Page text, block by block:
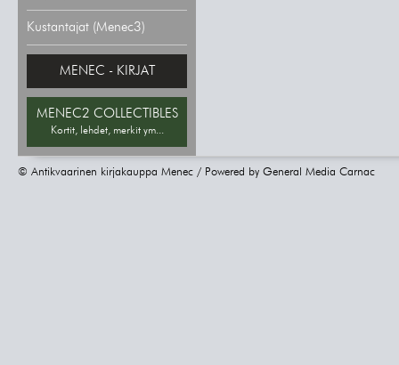
Kustantajat (Menec3)
MENEC - KIRJAT
MENEC2 COLLECTIBLES
Kortit, lehdet, merkit ym...
© Antikvaarinen kirjakauppa Menec / Powered by General Media Carnac